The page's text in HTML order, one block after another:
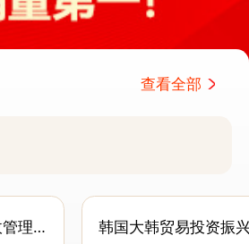
查看全部
理
韩国大韩贸易投资振